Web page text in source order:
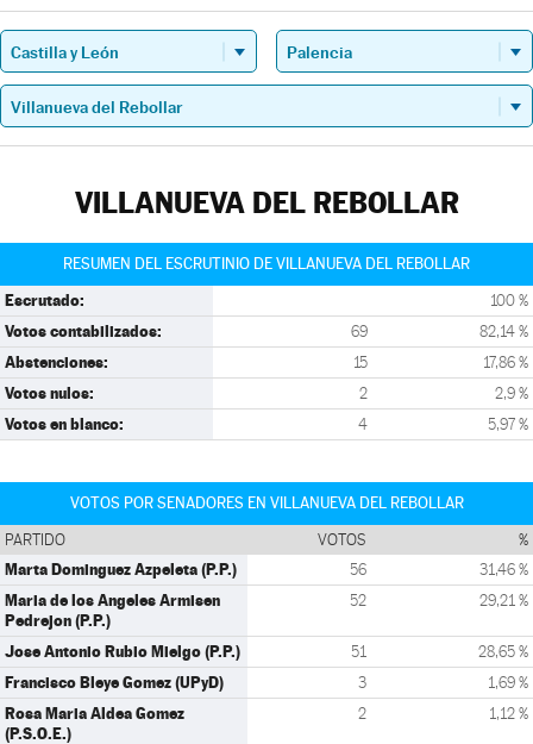
VILLANUEVA DEL REBOLLAR
RESUMEN DEL ESCRUTINIO DE VILLANUEVA DEL REBOLLAR
Escrutado: 100 %
Votos contabilizados: 69 82,14 %
Abstenciones: 15 17,86 %
Votos nulos: 2 2,9 %
Votos en blanco: 4 5,97 %
VOTOS POR SENADORES EN VILLANUEVA DEL REBOLLAR
PARTIDO VOTOS %
Marta Dominguez Azpeleta (P.P.) 56 31,46 %
Maria de los Angeles Armisen
Pedrejon (P.P.)
52 29,21 %
Jose Antonio Rubio Mielgo (P.P.) 51 28,65 %
Francisco Bleye Gomez (UPyD) 3 1,69 %
Rosa Maria Aldea Gomez
(P.S.O.E.)
2 1,12 %